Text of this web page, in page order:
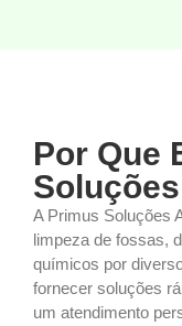
Por Que
A Primus Soluções
limpeza de fossas,
químicos por
fornecer soluções
um atendimento